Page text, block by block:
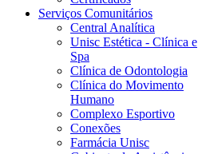
Serviços Comunitários
Central Analítica
Unisc Estética - Clínica e
Spa
Clínica de Odontologia
Clínica do Movimento
Humano
Complexo Esportivo
Conexões
Farmácia Unisc